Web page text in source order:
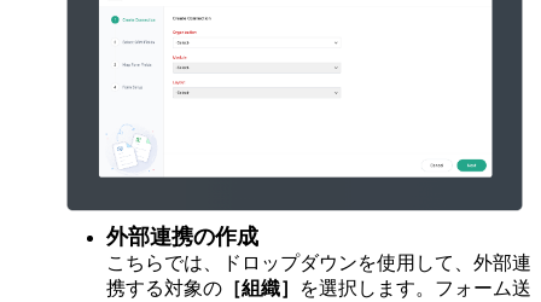
外部連携の作成
こちらでは、ドロップダウンを使用して、外部連
携する対象の ［組織］
を選択します。フォーム送